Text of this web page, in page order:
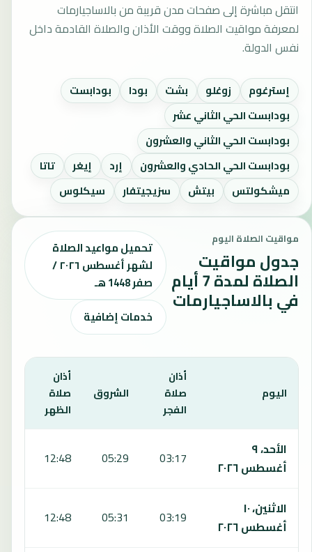
انتقل مباشرة إلى صفحات مدن قريبة من بالاساجيارمات
لمعرفة مواقيت الصلاة ووقت الأذان والصلاة القادمة داخل
نفس الدولة.
إسترغوم زوغلو بشت بودا
بودابست
بودابست الحي الثاني عشر
بودابست الحي الثاني والعشرون
بودابست الحي الحادي والعشرون
إرد إيغر
تاتا
ميشكولتس
بيتش سزيجيتفار سيكلوس
مواقيت الصلاة اليوم
جدول مواقيت
الصلاة لمدة 7 أيام
في بالاساجيارمات
تحميل مواعيد الصلاة
لشهر أغسطس ٢٠٢٦ /
صفر 1448 هـ
خدمات إضافية
اليوم
أذان
صلاة
الفجر
الشروق
أذان
صلاة
الظهر
الأحد، ٩
أغسطس ٢٠٢٦
03:17
05:29
12:48
الاثنين، ١٠
أغسطس ٢٠٢٦
03:19
05:31
12:48